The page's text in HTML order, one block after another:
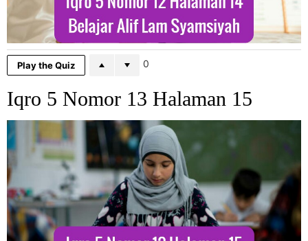
Play the Quiz 0
Iqro 5 Nomor 13 Halaman 15